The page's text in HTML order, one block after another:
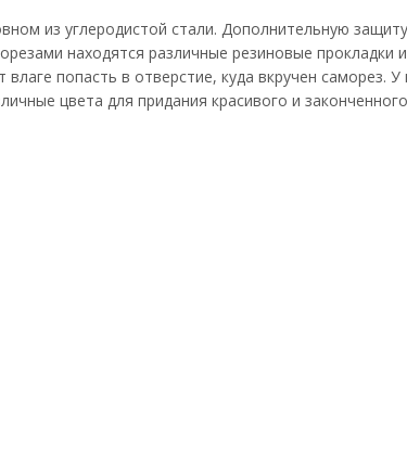
из углеродистой стали. Дополнительную
находятся различные резиновые
попасть в отверстие, куда вкручен саморез.
цвета для придания красивого и